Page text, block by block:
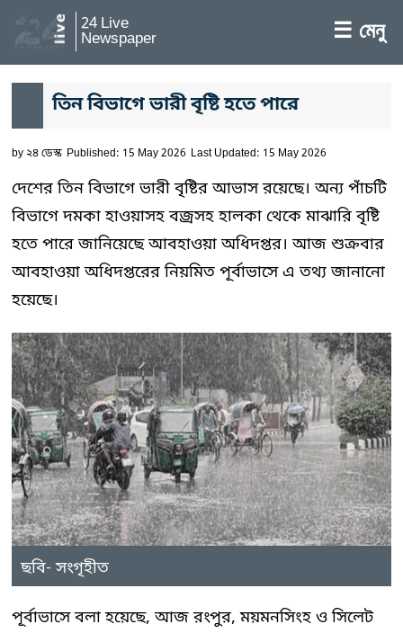
24 Live
Newspaper ☰ মেনু
তিন বিভাগে ভারী বৃষ্টি হতে পারে
by২৪ ডেস্ক Published: 15 May 2026 Last Updated: 15 May 2026
দেশের তিন বিভাগে ভারী বৃষ্টির আভাস রয়েছে। অন্য পাঁচটি
বিভাগে দমকা হাওয়াসহ বজ্রসহ হালকা থেকে মাঝারি বৃষ্টি
হতে পারে জানিয়েছে আবহাওয়া অধিদপ্তর। আজ শুক্রবার
আবহাওয়া অধিদপ্তরের নিয়মিত পূর্বাভাসে এ তথ্য জানানো
হয়েছে।
ছবি- সংগৃহীত
পূর্বাভাসে বলা হয়েছে, আজ রংপুর, ময়মনসিংহ ও সিলেট